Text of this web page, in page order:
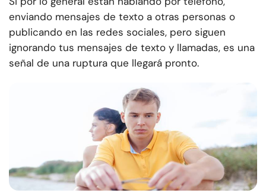
enviando mensajes de texto a otras personas o
publicando en las redes sociales, pero siguen
ignorando tus mensajes de texto y llamadas, es una
señal de una ruptura que llegará pronto.